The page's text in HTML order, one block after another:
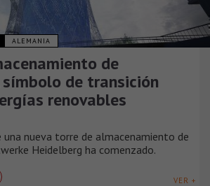
ALEMANIA
de
de transición
renovables
una nueva torre de almacenamiento de
Heidelberg ha comenzado.
VER +